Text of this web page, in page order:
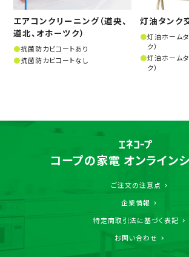
エアコンクリーニング（道央、
道北、オホーツク）
抗菌防カビコートあり
抗菌防カビコートなし
灯油タンク
灯油ホーム
ク）
灯油ホーム
ク）
コープの家電 オンライン
ご注文の注意点
企業情報
特定商取引法に基づく表記
お問い合わせ